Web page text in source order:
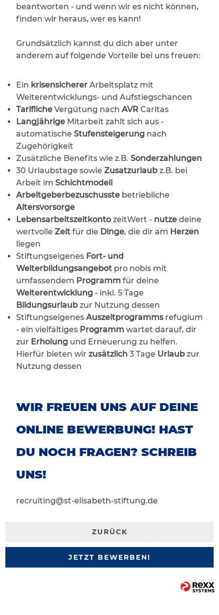
beantworten - und wenn wir es nicht können,
finden wir heraus, wer es kann!
Grundsätzlich kannst du dich aber unter
anderem auf folgende Vorteile bei uns freuen:
Ein krisensicherer Arbeitsplatz mit
Weiterentwicklungs- und Aufstiegschancen
Tarifliche Vergütung nach AVR Caritas
Langjährige Mitarbeit zahlt sich aus -
automatische Stufensteigerung nach
Zugehörigkeit
Zusätzliche Benefits wie z.B. Sonderzahlungen
30 Urlaubstage sowie Zusatzurlaub z.B. bei
Arbeit im Schichtmodell
Arbeitgeberbezuschusste betriebliche
Altersvorsorge
Lebensarbeitszeitkonto zeitWert - nutze deine
wertvolle Zeitfür die Dinge, die dir am Herzen
liegen
StiftungseigenesFort- und
Weiterbildungsangebotpro nobis mit
umfassendem Programm für deine
Weiterentwicklung - inkl. 5 Tage
Bildungsurlaub zur Nutzung dessen
Stiftungseigenes Auszeitprogramms refugium
- ein vielfältiges Programm wartet darauf, dir
zur Erholung und Erneuerung zu helfen.
Hierfür bieten wir zusätzlich 3 Tage Urlaub zur
Nutzung dessen
WIR FREUEN UNS AUF DEINE
ONLINE BEWERBUNG! HAST
DU NOCH FRAGEN? SCHREIB
UNS!
recruiting@st-elisabeth-stiftung.de
ZURÜCK
JETZT BEWERBEN!